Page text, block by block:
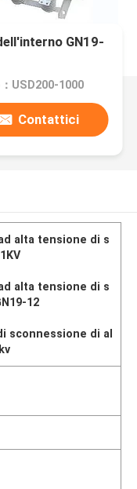
GN19-
USD200-1000
Contattici
alta tensione di s
alta tensione di s
12
sconnessione di al